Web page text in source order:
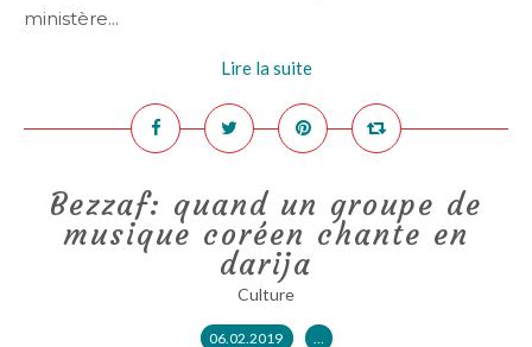
ministère...
Lire la suite
Bezzaf: quand un groupe de
musique coréen chante en
darija
Culture
06.02.2019 …